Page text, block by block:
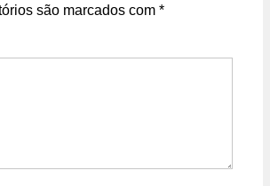
são marcados com *